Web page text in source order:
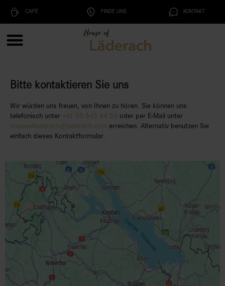
CAFÉ FINDE UNS KONTAKT
Bitte kontaktieren Sie uns
Wir würden uns freuen, von Ihnen zu hören. Sie können uns
telefonisch unter +41 55 645 44 55 oder per E-Mail unter
houseofladerach@laderach.com erreichen. Alternativ benutzen Sie
einfach dieses Kontaktformular.